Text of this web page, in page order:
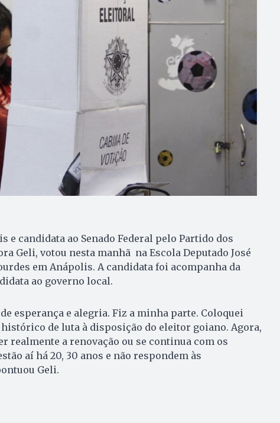
e candidata ao Senado Federal pelo Partido dos
Geli, votou nesta manhã na Escola Deputado José
em Anápolis. A candidata foi acompanha da
ao governo local.
esperança e alegria. Fiz a minha parte. Coloquei
de luta à disposição do eleitor goiano. Agora,
realmente a renovação ou se continua com os
aí há 20, 30 anos e não respondem às
Geli.